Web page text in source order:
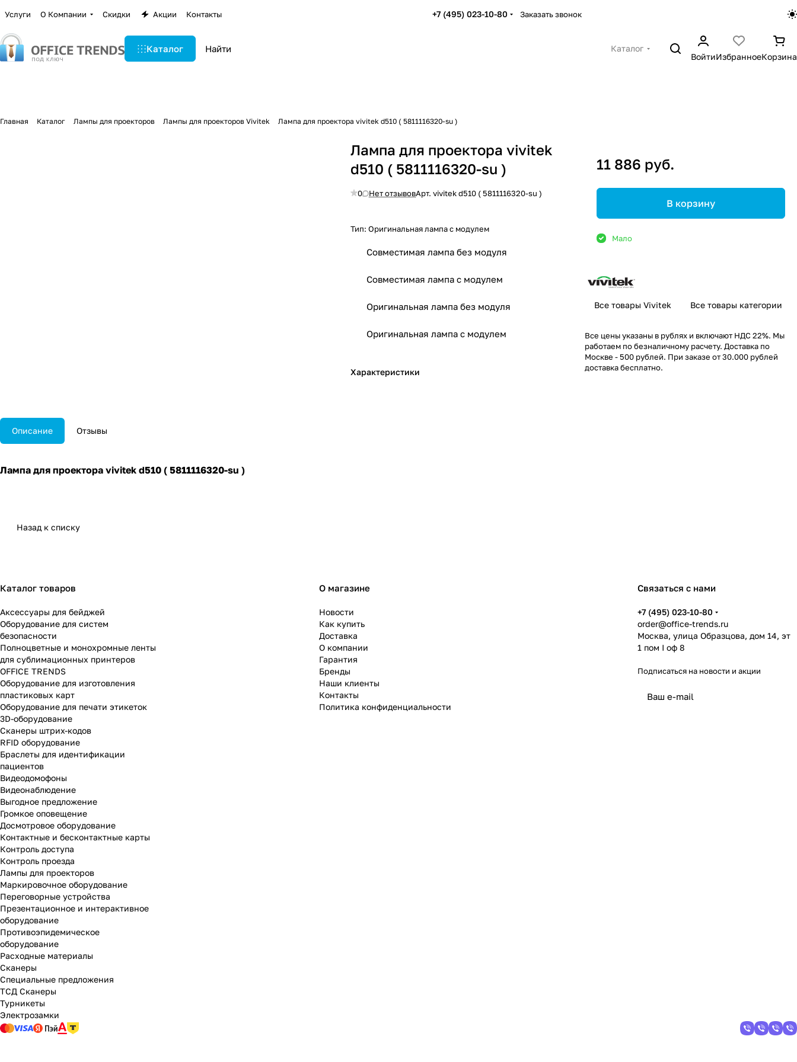
Услуги О Компании Скидки Акции Контакты +7 (495) 023-10-80 Заказать звонок
Каталог
Каталог
ВойтиИзбранноеКорзина
Главная Каталог Лампы для проекторов Лампы для проекторов Vivitek Лампа для проектора vivitek d510 ( 5811116320-su )
Лампа для проектора vivitek
d510 ( 5811116320-su )
0 Нет отзывовАрт.vivitek d510 ( 5811116320-su )
Тип:Оригинальная лампа с модулем
Совместимая лампа без модуля
Совместимая лампа с модулем
Оригинальная лампа без модуля
Оригинальная лампа с модулем
Характеристики
11 886 руб.
В корзину
Мало
Все товары Vivitek Все товары категории
Все цены указаны в рублях и включают НДС 22%. Мы
работаем по безналичному расчету. Доставка по
Москве - 500 рублей. При заказе от 30.000 рублей
доставка бесплатно.
Описание Отзывы
Лампа для проектора vivitek d510 ( 5811116320-su )
Назад к списку
Каталог товаров
Аксессуары для бейджей
Оборудование для систем
безопасности
Полноцветные и монохромные ленты
для сублимационных принтеров
OFFICE TRENDS
Оборудование для изготовления
пластиковых карт
Оборудование для печати этикеток
3D-оборудование
Cканеры штрих-кодов
RFID оборудование
Браслеты для идентификации
пациентов
Видеодомофоны
Видеонаблюдение
Выгодное предложение
Громкое оповещение
Досмотровое оборудование
Контактные и бесконтактные карты
Контроль доступа
Контроль проезда
Лампы для проекторов
Маркировочное оборудование
Переговорные устройства
Презентационное и интерактивное
оборудование
Противоэпидемическое
оборудование
Расходные материалы
Сканеры
Специальные предложения
ТСД Сканеры
Турникеты
Электрозамки
О магазине
Новости
Как купить
Доставка
О компании
Гарантия
Бренды
Наши клиенты
Контакты
Политика конфиденциальности
Связаться с нами
+7 (495) 023-10-80
order@office-trends.ru
Москва, улица Образцова, дом 14, эт
1 пом I оф 8
Подписаться на новости и акции